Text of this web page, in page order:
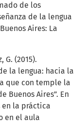
de los
de la lengua
Aires: La
G. (2015).
la lengua: hacia la
que con temple la
Aires”. En
en la práctica
en el aula